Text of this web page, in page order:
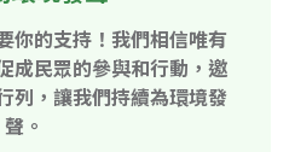
你的支持！我們相信唯有
成民眾的參與和行動，邀
列，讓我們持續為環境發
聲。